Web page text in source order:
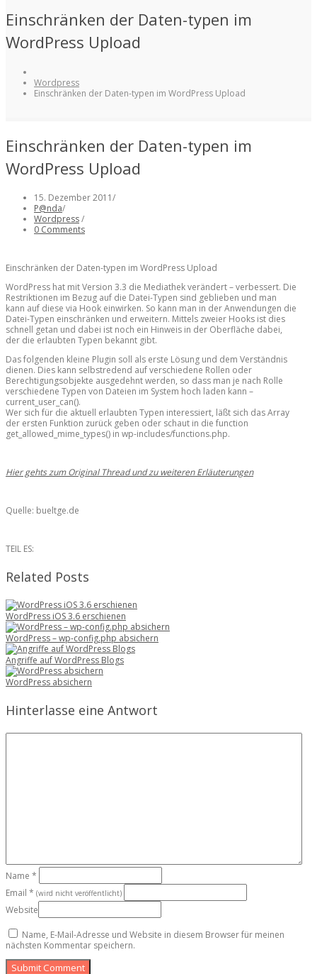
Einschränken der Daten-typen im
WordPress Upload
Wordpress
Einschränken der Daten-typen im WordPress Upload
Einschränken der Daten-typen im
WordPress Upload
15. Dezember 2011/
P@nda/
Wordpress/
0 Comments
Einschränken der Daten-typen im WordPress Upload
WordPress hat mit Version 3.3 die Mediathek verändert – verbessert. Die
Restriktionen im Bezug auf die Datei-Typen sind geblieben und man
kann auf diese via Hook einwirken. So kann man in der Anwendungen die
Datei-Typen einschränken und erweitern. Mittels zweier Hooks ist dies
schnell getan und dabei ist noch ein Hinweis in der Oberfläche dabei,
der die erlaubten Typen bekannt gibt.
Das folgenden kleine Plugin soll als erste Lösung und dem Verständnis
dienen. Dies kann selbstredend auf verschiedene Rollen oder
Berechtigungsobjekte ausgedehnt werden, so dass man je nach Rolle
verschiedene Typen von Dateien im System hoch laden kann –
current_user_can().
Wer sich für die aktuell erlaubten Typen interessiert, läßt sich das Array
der ersten Funktion zurück geben oder schaut in die function
get_allowed_mime_types() in wp-includes/functions.php.
Hier gehts zum Original Thread und zu weiteren Erläuterungen
Quelle: bueltge.de
TEIL ES:
Related Posts
WordPress iOS 3.6 erschienen
WordPress – wp-config.php absichern
Angriffe auf WordPress Blogs
WordPress absichern
Hinterlasse eine Antwort
Name *
Email * (wird nicht veröffentlicht)
Website
Name, E-Mail-Adresse und Website in diesem Browser für meinen
nächsten Kommentar speichern.
Submit Comment